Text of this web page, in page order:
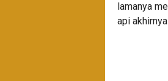
lamanya
api